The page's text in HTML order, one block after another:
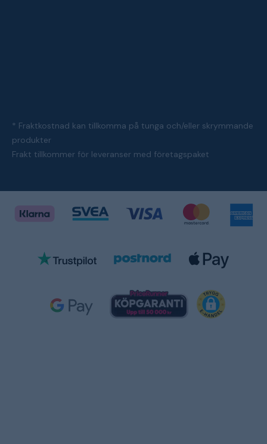
* Fraktkostnad kan tillkomma på tunga och/eller skrymmande
produkter
Frakt tillkommer för leveranser med företagspaket